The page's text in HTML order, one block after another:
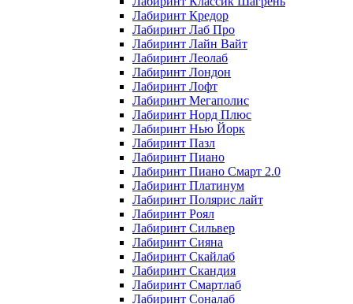
Лабиринт Кредор
Лабиринт Лаб Про
Лабиринт Лайн Вайт
Лабиринт Леолаб
Лабиринт Лондон
Лабиринт Лофт
Лабиринт Мегаполис
Лабиринт Норд Плюс
Лабиринт Нью Йорк
Лабиринт Пазл
Лабиринт Пиано
Лабиринт Пиано Смарт 2.0
Лабиринт Платинум
Лабиринт Полярис лайт
Лабиринт Роял
Лабиринт Сильвер
Лабиринт Сияна
Лабиринт Скайлаб
Лабиринт Скандия
Лабиринт Смартлаб
Лабиринт Соналаб